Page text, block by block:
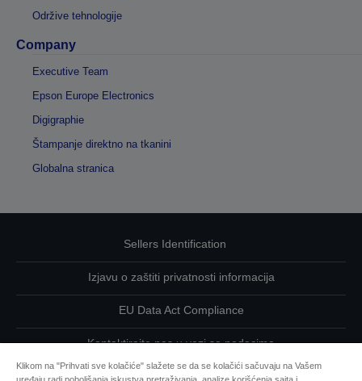
Održive tehnologije
Company
Executive Team
Epson Europe Electronics
Digigraphie
Štampanje direktno na tkanini
Globalna stranica
Sellers Identification
Izjavu o zaštiti privatnosti informacija
EU Data Act Compliance
Kontaktirajte nas u vezi sa podacima
Informacije o kolačićima
Klikom na "Prihvati sve kolačiće" slažete se da se kolačići sačuvaju na Vašem